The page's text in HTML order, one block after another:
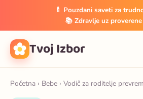
🍼 Pouzdani saveti za
📚 Zdravlje uz
Tvoj Izbor
Početna › Bebe › Vodič za roditelje